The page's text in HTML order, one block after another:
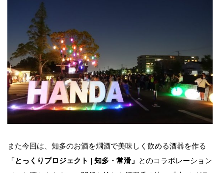
また今回は、知多のお酒を燗酒で美味しく飲める酒器を作る
「とっくりプロジェクト | 知多・常滑」 とのコラボレーション